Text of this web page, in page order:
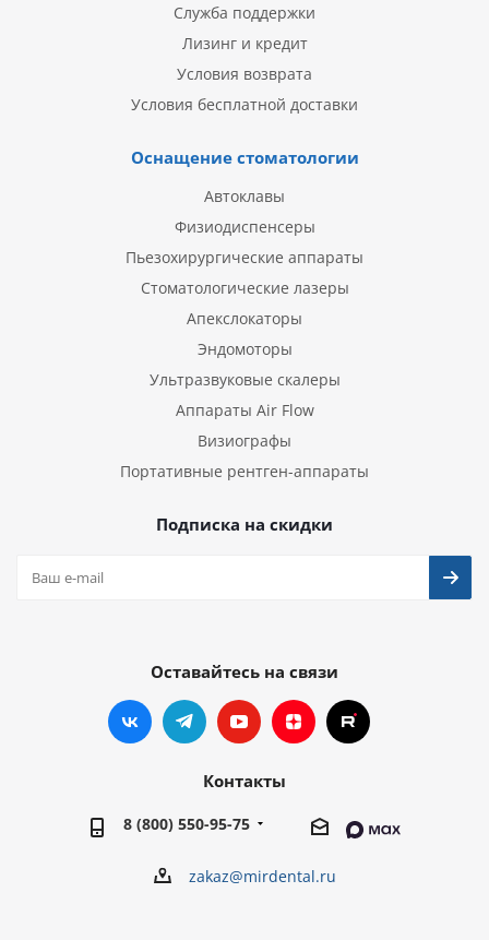
Служба поддержки
Лизинг и кредит
Условия возврата
Условия бесплатной доставки
Оснащение стоматологии
Автоклавы
Физиодиспенсеры
Пьезохирургические аппараты
Стоматологические лазеры
Апекслокаторы
Эндомоторы
Ультразвуковые скалеры
Аппараты Air Flow
Визиографы
Портативные рентген-аппараты
Подписка на скидки
Оставайтесь на связи
Контакты
8 (800) 550-95-75
zakaz@mirdental.ru